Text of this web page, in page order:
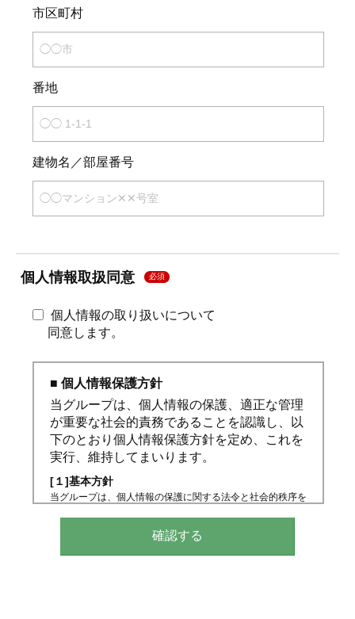
市区町村
番地
建物名／部屋番号
個人情報取扱同意 必須
個人情報の取り扱いについて
同意します。
■ 個人情報保護方針
当グループは、個人情報の保護、適正な管理
が重要な社会的責務であることを認識し、以
下のとおり個人情報保護方針を定め、これを
実行、維持してまいります。
[１]基本方針
当グループは、個人情報の保護に関する法令と社会的秩序を
[２]個人情報の取得、利用、提供